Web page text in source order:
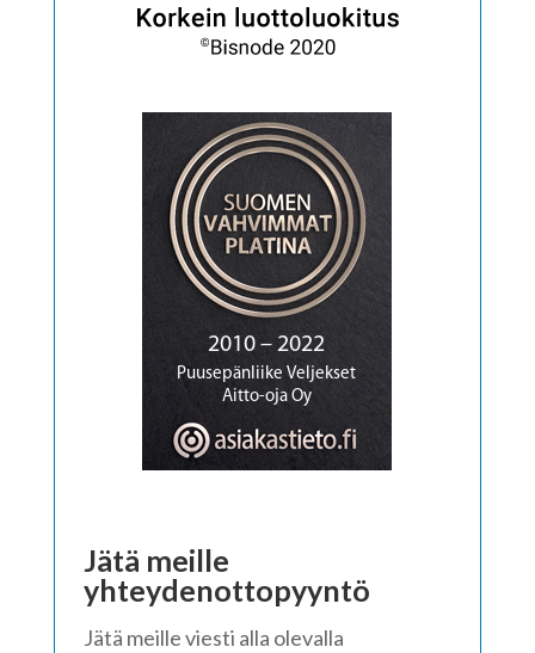
Jätä meille
yhteydenottopyyntö
Jätä meille viesti alla olevalla